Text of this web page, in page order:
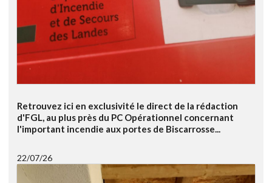
Retrouvez ici en exclusivité le direct de la rédaction
d'FGL, au plus près du PC Opérationnel concernant
l'important incendie aux portes de Biscarrosse...
22/07/26